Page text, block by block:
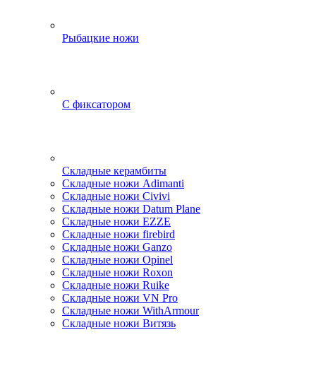
Рыбацкие ножи
С фиксатором
Складные керамбиты
Складные ножи Adimanti
Складные ножи Civivi
Складные ножи Datum Plane
Складные ножи EZZE
Складные ножи firebird
Складные ножи Ganzo
Складные ножи Opinel
Складные ножи Roxon
Складные ножи Ruike
Складные ножи VN Pro
Складные ножи WithArmour
Складные ножи Витязь